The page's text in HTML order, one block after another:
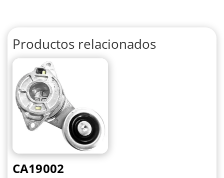
Productos relacionados
CA19002